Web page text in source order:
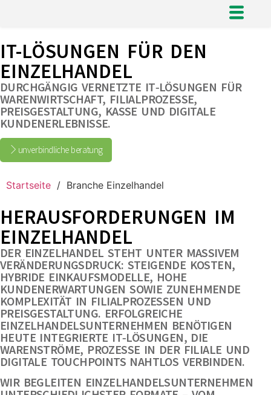
IT-LÖSUNGEN FÜR DEN
EINZELHANDEL
DURCHGÄNGIG VERNETZTE IT‑LÖSUNGEN FÜR
WARENWIRTSCHAFT, FILIALPROZESSE,
PREISGESTALTUNG, KASSE UND DIGITALE
KUNDENERLEBNISSE.
unverbindliche beratung
Startseite / Branche Einzelhandel
HERAUSFORDERUNGEN IM
EINZELHANDEL
DER EINZELHANDEL STEHT UNTER MASSIVEM
VERÄNDERUNGSDRUCK: STEIGENDE KOSTEN,
HYBRIDE EINKAUFSMODELLE, HOHE
KUNDENERWARTUNGEN SOWIE ZUNEHMENDE
KOMPLEXITÄT IN FILIALPROZESSEN UND
PREISGESTALTUNG. ERFOLGREICHE
EINZELHANDELSUNTERNEHMEN BENÖTIGEN
HEUTE INTEGRIERTE IT‑LÖSUNGEN, DIE
WARENSTRÖME, PROZESSE IN DER FILIALE UND
DIGITALE TOUCHPOINTS NAHTLOS VERBINDEN.
WIR BEGLEITEN EINZELHANDELSUNTERNEHMEN